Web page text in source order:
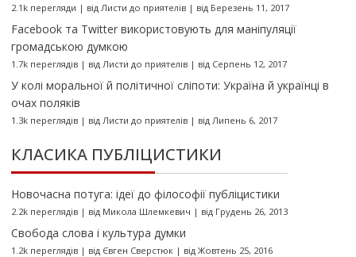
2.1k перегляди | від Листи до приятелів| від Березень 11, 2017
Facebook та Twitter використовують для маніпуляції
громадською думкою
1.7k переглядів| від Листи до приятелів| від Серпень 12, 2017
У колі моральної й політичної сліпоти: Україна й українці в
очах поляків
1.3k переглядів| від Листи до приятелів| від Липень 6, 2017
КЛАСИКА ПУБЛІЦИСТИКИ
Новочасна потуга: ідеї до філософії публіцистики
2.2k переглядів| від Микола Шлемкевич | від Грудень 26, 2013
Свобода слова і культура думки
1.2k переглядів| від Євген Сверстюк| від Жовтень 25, 2016